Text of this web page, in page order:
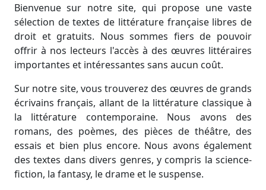
Bienvenue sur notre site, qui propose une vaste
sélection de textes de littérature française libres de
droit et gratuits. Nous sommes fiers de pouvoir
offrir à nos lecteurs l'accès à des œuvres littéraires
importantes et intéressantes sans aucun coût.
Sur notre site, vous trouverez des œuvres de grands
écrivains français, allant de la littérature classique à
la littérature contemporaine. Nous avons des
romans, des poèmes, des pièces de théâtre, des
essais et bien plus encore. Nous avons également
des textes dans divers genres, y compris la science-
fiction, la fantasy, le drame et le suspense.